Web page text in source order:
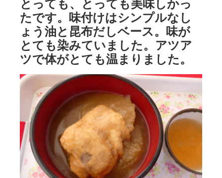
とっても、とっても美味しかっ
たです。味付けはシンプルなし
ょう油と昆布だしベース。味が
とても染みていました。アツア
ツで体がとても温まりました。